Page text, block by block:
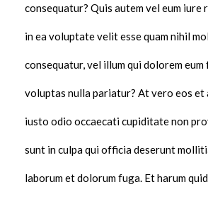
consequatur? Quis autem vel eum iure
in ea voluptate velit esse quam nihil
consequatur, vel illum qui dolorem
voluptas nulla pariatur? At vero eos et
iusto odio occaecati cupiditate non
sunt in culpa qui officia deserunt
laborum et dolorum fuga. Et harum